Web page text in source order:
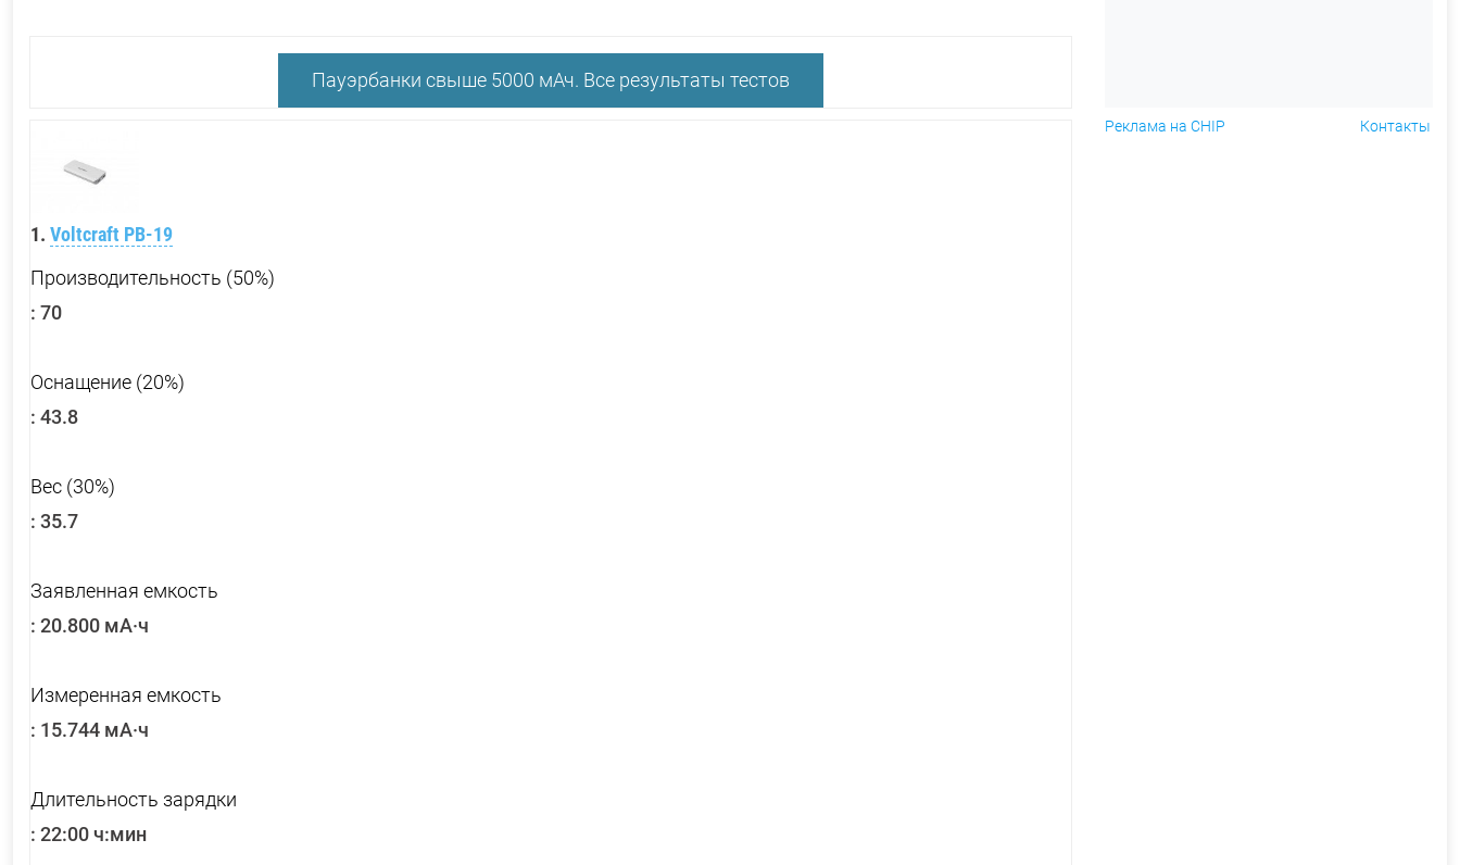
Пауэрбанки свыше 5000 мАч. Все результаты тестов
1. Voltcraft PB-19
Производительность (50%)
: 70
Оснащение (20%)
: 43.8
Вес (30%)
: 35.7
Заявленная емкость
: 20.800 мА·ч
Измеренная емкость
: 15.744 мА·ч
Длительность зарядки
: 22:00 ч:мин
Реклама на CHIP Контакты